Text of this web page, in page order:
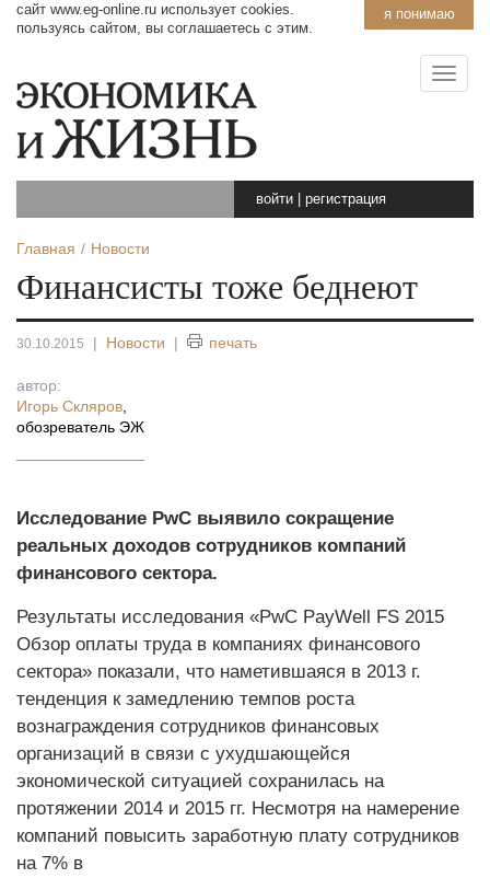
я понимаю
сайт www.eg-online.ru использует cookies.
пользуясь сайтом, вы соглашаетесь с этим.
войти регистрация
Главная Новости
Финансисты тоже беднеют
30.10.2015 | Новости | печать
автор:
Игорь Скляров
обозреватель ЭЖ
Исследование PwC выявило сокращение
реальных доходов сотрудников компаний
финансового сектора.
Результаты исследования «PwC PayWell FS 2015
Обзор оплаты труда в компаниях финансового
сектора» показали, что наметившаяся в 2013 г.
тенденция к замедлению темпов роста
вознаграждения сотрудников финансовых
организаций в связи с ухудшающейся
экономической ситуацией сохранилась на
протяжении 2014 и 2015 гг. Несмотря на намерение
компаний повысить заработную плату сотрудников
на 7% в